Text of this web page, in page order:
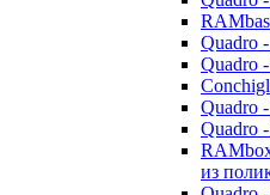
Quadro
Quadro
Quadro
Quadro
из